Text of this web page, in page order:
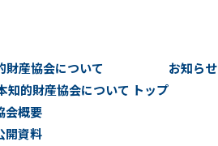
財産協会について
知的財産協会について トップ
会概要
開資料
お知らせ